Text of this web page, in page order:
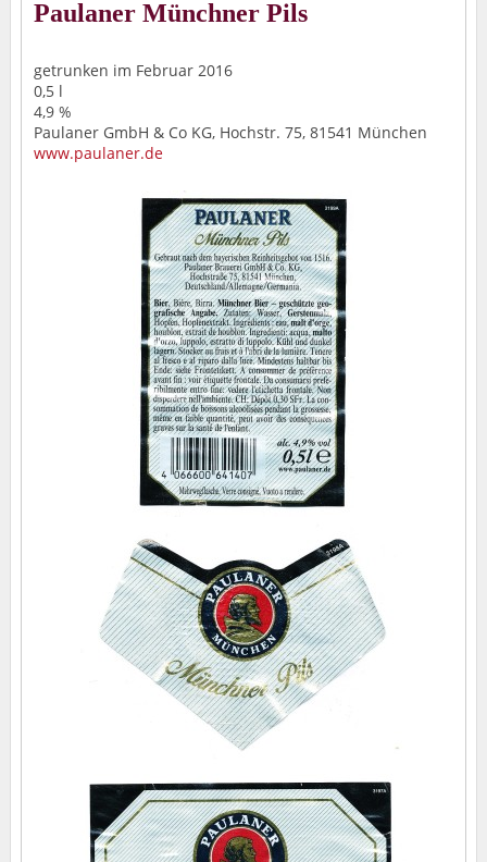
Paulaner Münchner Pils
getrunken im Februar 2016
0,5 l
4,9 %
Paulaner GmbH & Co KG, Hochstr. 75, 81541 München
www.paulaner.de